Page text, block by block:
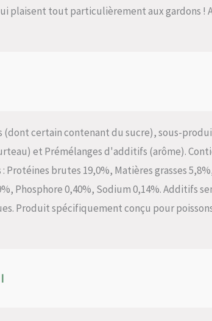
plaisent tout particulièrement aux gardons !
certain contenant du sucre), sous-
et Prémélanges d'additifs (arôme).
Protéines brutes 19,0%, Matières grasses
Phosphore 0,40%, Sodium 0,14%. Additifs
Produit spécifiquement conçu pour